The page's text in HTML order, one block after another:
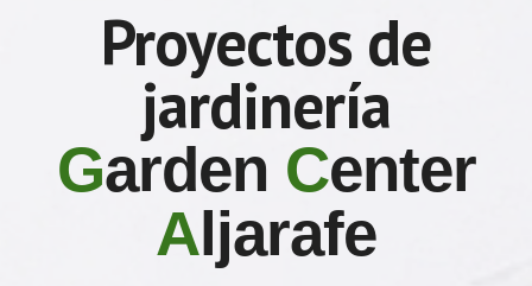
Proyectos de
jardinería
Garden Center
Aljarafe